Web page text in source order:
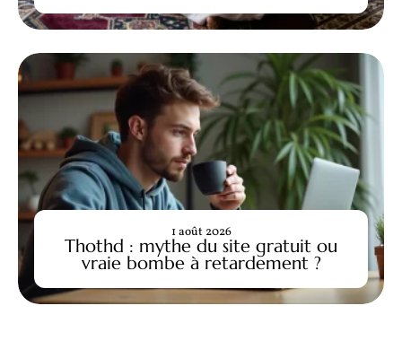
Thothd : mythe du site gratuit ou
vraie bombe à retardement ?
1 août 2026